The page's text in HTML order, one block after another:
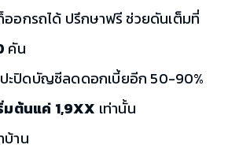
ออกรถได้ ปรึกษาฟรี ช่วยดันเต็มที่
คัน
ะปิดบัญชีลดดอกเบี้ยอีก 50-90%
มต้นแค่ 1,9XX เท่านั้น
าน